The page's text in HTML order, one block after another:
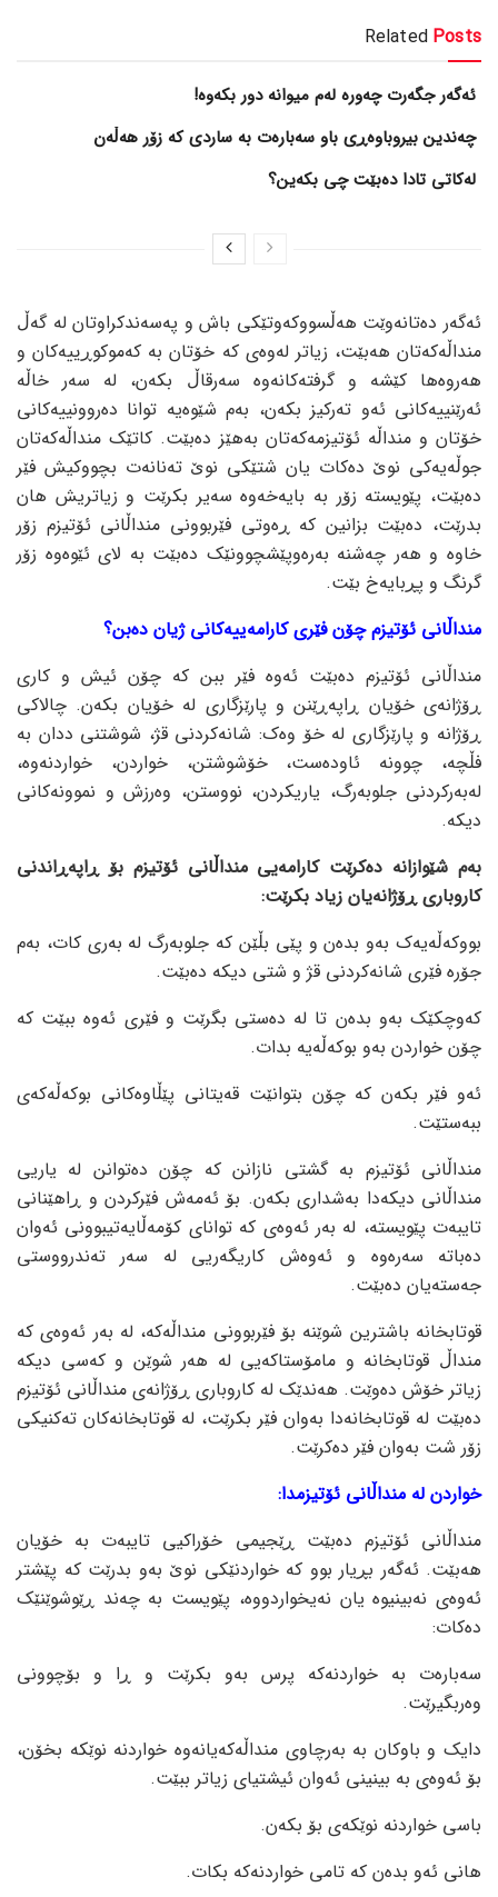
Related Posts
ئەگەر جگەرت چەورە لەم میوانە دور بکەوە!
چەندین بیروباوەڕی باو سەبارەت بە ساردی کە زۆر هەڵەن
لەکاتی تادا دەبێت چی بکەین؟
ئەگەر دەتانەوێت هەڵسووکەوتێکی باش و پەسەندکراوتان لە گەڵ
منداڵەکەتان هەبێت، زیاتر لەوەی کە خۆتان بە کەموکوڕییەکان و
هەروەها کێشە و گرفتەکانەوە سەرقاڵ بکەن، لە سەر خاڵە
ئەرێنییەکانی ئەو تەرکیز بکەن، بەم شێوەیە توانا دەروونییەکانی
خۆتان و منداڵە ئۆتیزمەکەتان بەهێز دەبێت. کاتێک منداڵەکەتان
جوڵەیەکی نوێ دەکات یان شتێکی نوێ تەنانەت بچووکیش فێر
دەبێت، پێویستە زۆر بە بایەخەوە سەیر بکرێت و زیاتریش هان
بدرێت، دەبێت بزانین کە ڕەوتی فێربوونی منداڵانی ئۆتیزم زۆر
خاوە و هەر چەشنە بەرەوپێشچوونێک دەبێت بە لای ئێوەوە زۆر
گرنگ و پڕبایەخ بێت.
منداڵانی ئۆتیزم چۆن فێری کارامەییەکانی ژیان دەبن؟
منداڵانی ئۆتیزم دەبێت ئەوە فێر ببن کە چۆن ئیش و کاری
ڕۆژانەی خۆیان ڕاپەڕێنن و پارێزگاری لە خۆیان بکەن. چالاکی
ڕۆژانە و پارێزگاری لە خۆ وەک: شانەکردنی قژ، شوشتنی ددان بە
فڵچە، چوونە ئاودەست، خۆشوشتن، خواردن، خواردنەوە،
لەبەرکردنی جلوبەرگ، یاریکردن، نووستن، وەرزش و نموونەکانی
دیکە.
بەم شێوازانە دەکرێت کارامەیی منداڵانی ئۆتیزم بۆ ڕاپەڕاندنی
کاروباری ڕۆژانەیان زیاد بکرێت:
بووکەڵەیەک بەو بدەن و پێی بڵێن کە جلوبەرگ لە بەری کات، بەم
جۆرە فێری شانەکردنی قژ و شتی دیکە دەبێت.
کەوچکێک بەو بدەن تا لە دەستی بگرێت و فێری ئەوە ببێت کە
چۆن خواردن بەو بوکەڵەیە بدات.
ئەو فێر بکەن کە چۆن بتوانێت قەیتانی پێڵاوەکانی بوکەڵەکەی
ببەستێت.
منداڵانی ئۆتیزم بە گشتی نازانن کە چۆن دەتوانن لە یاریی
منداڵانی دیکەدا بەشداری بکەن. بۆ ئەمەش فێرکردن و ڕاهێنانی
تایبەت پێویستە، لە بەر ئەوەی کە توانای کۆمەڵایەتیبوونی ئەوان
دەباتە سەرەوە و ئەوەش کاریگەریی لە سەر تەندرووستی
جەستەیان دەبێت.
قوتابخانە باشترین شوێنە بۆ فێربوونی منداڵەکە، لە بەر ئەوەی کە
منداڵ قوتابخانە و مامۆستاکەیی لە هەر شوێن و کەسی دیکە
زیاتر خۆش دەوێت. هەندێک لە کاروباری ڕۆژانەی منداڵانی ئۆتیزم
دەبێت لە قوتابخانەدا بەوان فێر بکرێت، لە قوتابخانەکان تەکنیکی
زۆر شت بەوان فێر دەکرێت.
خواردن لە منداڵانی ئۆتیزمدا:
منداڵانی ئۆتیزم دەبێت ڕێجیمی خۆراکیی تایبەت بە خۆیان
هەبێت. ئەگەر بڕیار بوو کە خواردنێکی نوێ بەو بدرێت کە پێشتر
ئەوەی نەبینیوە یان نەیخواردووە، پێویست بە چەند ڕێوشوێنێک
دەکات:
سەبارەت بە خواردنەکە پرس بەو بکرێت و ڕا و بۆچوونی
وەربگیرێت.
دایک و باوکان بە بەرچاوی منداڵەکەیانەوە خواردنە نوێکە بخۆن،
بۆ ئەوەی بە بینینی ئەوان ئیشتیای زیاتر ببێت.
باسی خواردنە نوێکەی بۆ بکەن.
هانی ئەو بدەن کە تامی خواردنەکە بکات.